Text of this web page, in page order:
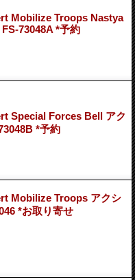
Mobilize Troops Nastya
73048A *予約
Special Forces Bell アク
*予約
Mobilize Troops アクシ
*お取り寄せ